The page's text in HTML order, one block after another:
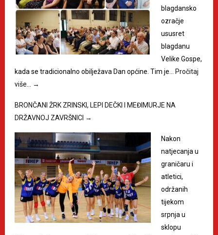
blagdansko
ozračje
ususret
blagdanu
Velike Gospe,
kada se tradicionalno obilježava Dan općine. Tim je…
Pročitaj
više…
→
BRONČANI ŽRK ZRINSKI, LEPI DEČKI I MEĐIMURJE NA
DRŽAVNOJ ZAVRŠNICI →
Nakon
natjecanja u
graničaru i
atletici,
održanih
tijekom
srpnja u
sklopu